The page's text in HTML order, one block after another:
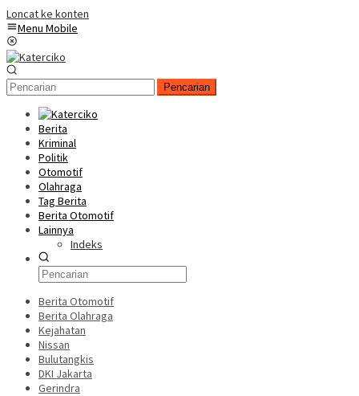
Loncat ke konten
Menu Mobile
Pencarian
Berita
Kriminal
Politik
Otomotif
Olahraga
Tag Berita
Berita Otomotif
Lainnya
Indeks
Berita Otomotif
Berita Olahraga
Kejahatan
Nissan
Bulutangkis
DKI Jakarta
Gerindra